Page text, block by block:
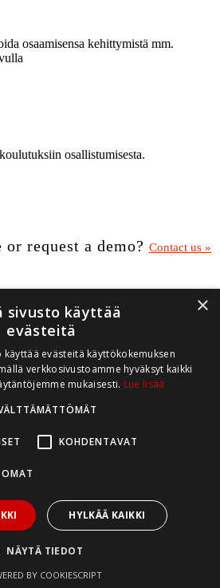
osaamisensa kehittymistä mm.
osallistumisesta.
request a demo? Contact us »
×
sivusto käyttää
evästeitä
käyttää evästeitä käyttökokemuksen
verkkosivustoamme hyväksyt kaikki
mukaisesti. Lue lisää
KOHDENTAVAT
HYLKÄÄ KAIKKI
NÄYTÄ TIEDOT
BY COOKIESCRIPT